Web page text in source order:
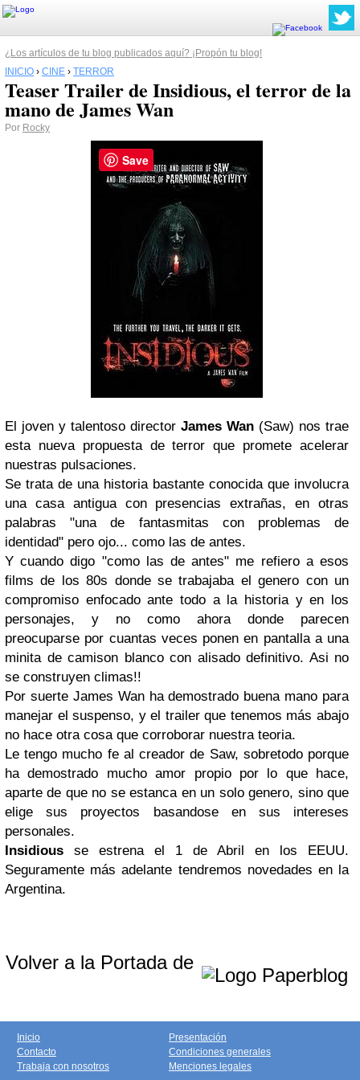
¿Los artículos de tu blog publicados aquí? ¡Propón tu blog!
INICIO › CINE › TERROR
Teaser Trailer de Insidious, el terror de la
mano de James Wan
Por Rocky
El joven y talentoso director James Wan (Saw) nos trae
esta nueva propuesta de terror que promete acelerar
nuestras pulsaciones.
Se trata de una historia bastante conocida que involucra
una casa antigua con presencias extrañas, en otras
palabras "una de fantasmitas con problemas de
identidad" pero ojo... como las de antes.
Y cuando digo "como las de antes" me refiero a esos
films de los 80s donde se trabajaba el genero con un
compromiso enfocado ante todo a la historia y en los
personajes, y no como ahora donde parecen
preocuparse por cuantas veces ponen en pantalla a una
minita de camison blanco con alisado definitivo. Asi no
se construyen climas!!
Por suerte James Wan ha demostrado buena mano para
manejar el suspenso, y el trailer que tenemos más abajo
no hace otra cosa que corroborar nuestra teoria.
Le tengo mucho fe al creador de Saw, sobretodo porque
ha demostrado mucho amor propio por lo que hace,
aparte de que no se estanca en un solo genero, sino que
elige sus proyectos basandose en sus intereses
personales.
Insidious se estrena el 1 de Abril en los EEUU.
Seguramente más adelante tendremos novedades en la
Argentina.
Volver a la Portada de
Inicio
Contacto
Trabaja con nosotros
Presentación
Condiciones generales
Menciones legales
Save